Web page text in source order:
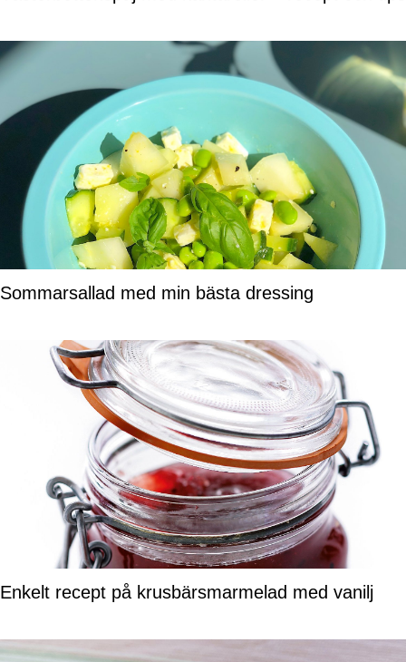
Sommarsallad med min bästa dressing
Enkelt recept på krusbärsmarmelad med vanilj